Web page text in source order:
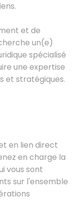
et de
un(e)
spécialisé
une expertise
et stratégiques.
en lien direct
en charge la
vous sont
sur l'ensemble